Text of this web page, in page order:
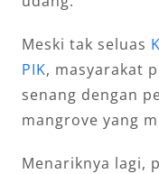
Meski tak seluas
PIK, masyarakat
senang dengan
mangrove yang
Menariknya lagi,